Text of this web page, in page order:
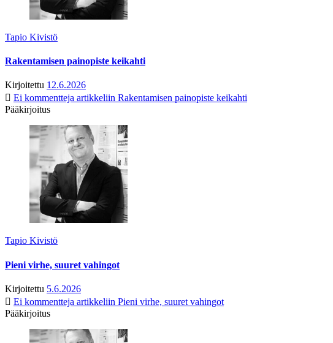
Tapio Kivistö
Rakentamisen painopiste keikahti
Kirjoitettu 12.6.2026
Ei kommentteja artikkeliin Rakentamisen painopiste keikahti
Pääkirjoitus
Tapio Kivistö
Pieni virhe, suuret vahingot
Kirjoitettu 5.6.2026
Ei kommentteja artikkeliin Pieni virhe, suuret vahingot
Pääkirjoitus